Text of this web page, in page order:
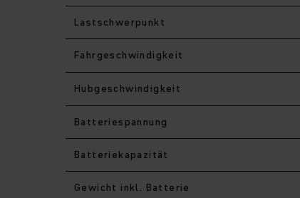
Last­schwerpunkt
Fahr­geschwindigkeit
Hub­geschwindigkeit
Batteriespannung
Batteriekapazität
Gewicht inkl. Batterie